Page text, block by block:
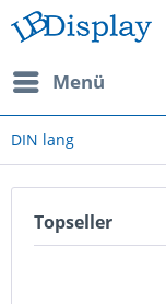
Menü
DIN lang
Topseller